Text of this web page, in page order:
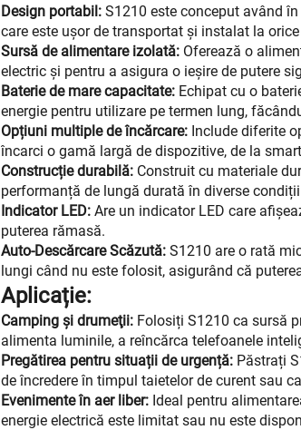
Design portabil: S1210 este conceput având
care este ușor de transportat și instalat la
Sursă de alimentare izolată: Oferează o
electric și pentru a asigura o ieșire de putere
Baterie de mare capacitate: Echipat cu o
energie pentru utilizare pe termen lung,
Opțiuni multiple de încărcare: Include diferite
încarci o gamă largă de dispozitive, de la
Construcție durabilă: Construit cu materiale
performanță de lungă durată în diverse
Indicator LED: Are un indicator LED care
puterea rămasă.
Auto-Descărcare Scăzută: S1210 are o rată
lungi când nu este folosit, asigurând că
Aplicație:
Camping şi drumeţii: Folosiți S1210 ca sursă
alimenta luminile, a reîncărca telefoanele
Pregătirea pentru situații de urgență: Păstrați
de încredere în timpul taietelor de curent sau
Evenimente în aer liber: Ideal pentru
energie electrică este limitat sau nu este